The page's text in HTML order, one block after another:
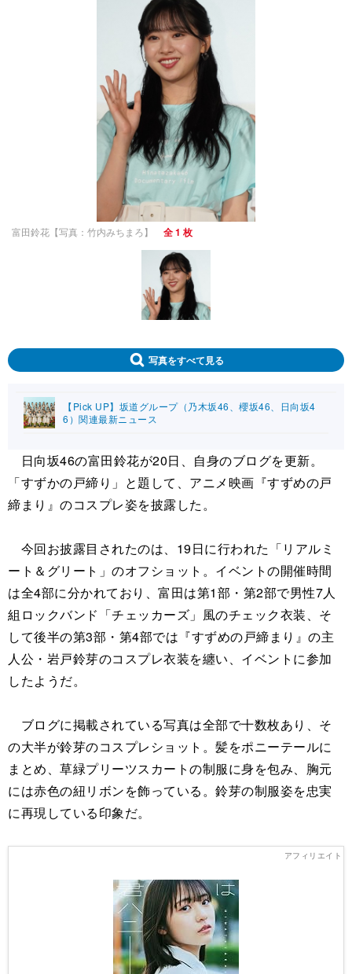
富田鈴花【写真：竹内みちまろ】 全 1 枚
写真をすべて見る
【Pick UP】坂道グループ（乃木坂46、櫻坂46、日向坂4
6）関連最新ニュース
日向坂46の富田鈴花が20日、自身のブログを更新。
「すずかの戸締り」と題して、アニメ映画『すずめの戸
締まり』のコスプレ姿を披露した。
今回お披露目されたのは、19日に行われた「リアルミ
ート＆グリート」のオフショット。イベントの開催時間
は全4部に分かれており、富田は第1部・第2部で男性7人
組ロックバンド「チェッカーズ」風のチェック衣装、そ
して後半の第3部・第4部では『すずめの戸締まり』の主
人公・岩戸鈴芽のコスプレ衣装を纏い、イベントに参加
したようだ。
ブログに掲載されている写真は全部で十数枚あり、そ
の大半が鈴芽のコスプレショット。髪をポニーテールに
まとめ、草緑プリーツスカートの制服に身を包み、胸元
には赤色の紐リボンを飾っている。鈴芽の制服姿を忠実
に再現している印象だ。